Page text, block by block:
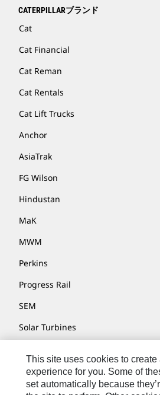
CATERPILLARブランド
Cat
Cat Financial
Cat Reman
Cat Rentals
Cat Lift Trucks
Anchor
AsiaTrak
FG Wilson
Hindustan
MaK
MWM
Perkins
Progress Rail
SEM
Solar Turbines
Turner Powertrain Systems
This site uses cookies to create
experience for you. Some of
set automatically because